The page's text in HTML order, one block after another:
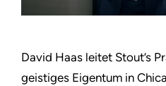
David Haas leitet Stout’s
geistiges Eigentum in